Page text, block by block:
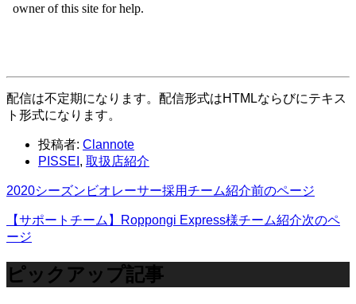
配信は不定期になります。配信形式はHTMLならびにテキス
ト形式になります。
投稿者: Clannote
PISSEI , 取扱店紹介
2020シーズンビオレーサー採用チーム紹介前のページ
【サポートチーム】Roppongi Express様チーム紹介次のペ
ージ
ピックアップ記事